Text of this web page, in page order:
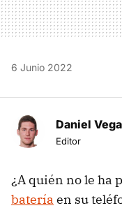
6 Junio 2022
Daniel Vega
Editor
¿A quién no le ha
batería en su